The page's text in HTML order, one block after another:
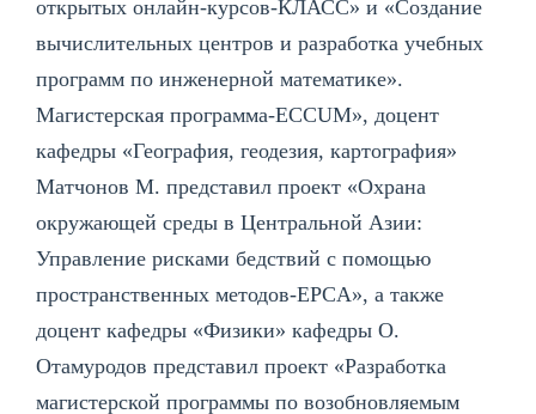
открытых онлайн-курсов-КЛАСС» и «Создание
вычислительных центров и разработка учебных
программ по инженерной математике».
Магистерская программа-ECCUM», доцент
кафедры «География, геодезия, картография»
Матчонов М. представил проект «Охрана
окружающей среды в Центральной Азии:
Управление рисками бедствий с помощью
пространственных методов-EPCA», а также
доцент кафедры «Физики» кафедры О.
Отамуродов представил проект «Разработка
магистерской программы по возобновляемым